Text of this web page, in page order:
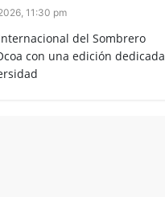
11:30 pm
del Sombrero
con una edición dedicada